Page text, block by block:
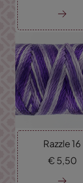
Razzle 16
€ 5,50